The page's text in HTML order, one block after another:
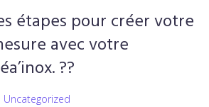
étapes pour créer votre
avec votre
??
Uncategorized